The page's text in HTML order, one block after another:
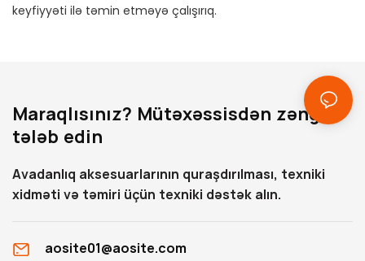
keyfiyyəti ilə təmin etməyə çalışırıq.
Maraqlısınız? Mütəxəssisdən zəng
tələb edin
Avadanlıq aksesuarlarının quraşdırılması, texniki
xidməti və təmiri üçün texniki dəstək alın.
aosite01@aosite.com